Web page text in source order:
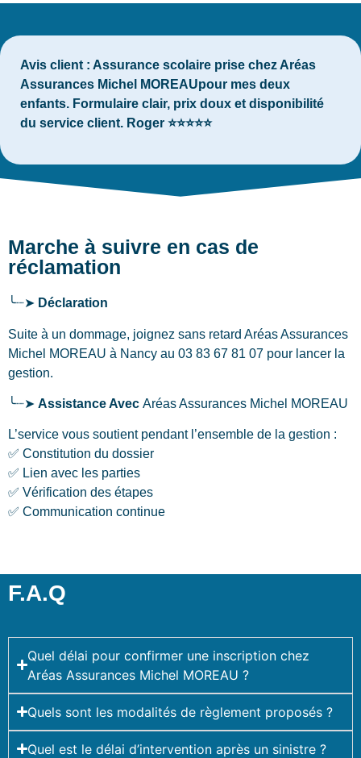
Avis client : Assurance scolaire prise chez Aréas
Assurances Michel MOREAUpour mes deux
enfants. Formulaire clair, prix doux et disponibilité
du service client. Roger ⭐⭐⭐⭐⭐
Marche à suivre en cas de
réclamation
╰┈➤ Déclaration
Suite à un dommage, joignez sans retard Aréas Assurances
Michel MOREAU à Nancy au 03 83 67 81 07 pour lancer la
gestion.
╰┈➤ Assistance Avec Aréas Assurances Michel MOREAU
L’service vous soutient pendant l’ensemble de la gestion :
✅ Constitution du dossier
✅ Lien avec les parties
✅ Vérification des étapes
✅ Communication continue
F.A.Q
Quel délai pour confirmer une inscription chez
Aréas Assurances Michel MOREAU ?
Quels sont les modalités de règlement proposés ?
Quel est le délai d’intervention après un sinistre ?